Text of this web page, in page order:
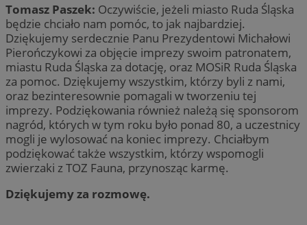
Tomasz Paszek: Oczywiście, jeżeli miasto Ruda Śląska
będzie chciało nam pomóc, to jak najbardziej.
Dziękujemy serdecznie Panu Prezydentowi Michałowi
Pierończykowi za objęcie imprezy swoim patronatem,
miastu Ruda Śląska za dotację, oraz MOSiR Ruda Śląska
za pomoc. Dziękujemy wszystkim, którzy byli z nami,
oraz bezinteresownie pomagali w tworzeniu tej
imprezy. Podziękowania również należą się sponsorom
nagród, których w tym roku było ponad 80, a uczestnicy
mogli je wylosować na koniec imprezy. Chciałbym
podziękować także wszystkim, którzy wspomogli
zwierzaki z TOZ Fauna, przynosząc karmę.
Dziękujemy za rozmowę.